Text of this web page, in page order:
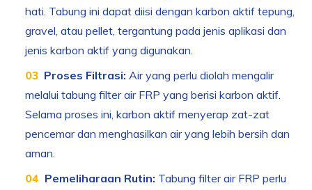
hati. Tabung ini dapat diisi dengan karbon aktif tepung,
gravel, atau pellet, tergantung pada jenis aplikasi dan
jenis karbon aktif yang digunakan.
Proses Filtrasi: Air yang perlu diolah mengalir
melalui tabung filter air FRP yang berisi karbon aktif.
Selama proses ini, karbon aktif menyerap zat-zat
pencemar dan menghasilkan air yang lebih bersih dan
aman.
Pemeliharaan Rutin: Tabung filter air FRP perlu